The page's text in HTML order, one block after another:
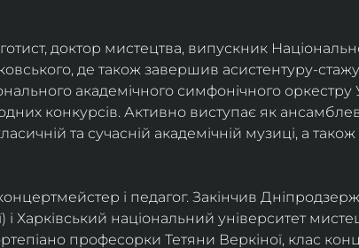
доктор мистецтва, випускник
де також завершив асистентуру-
академічного симфонічного оркестру
конкурсів. Активно виступає як
та сучасній академічній музиці, а
концертмейстер і педагог. Закінчив
і Харківський національний університет
професорки Тетяни Веркіної, клас